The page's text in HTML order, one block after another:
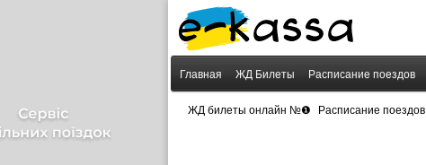
Главная ЖД Билеты Расписание поездов
ЖД билеты онлайн №❶ Расписание поездов